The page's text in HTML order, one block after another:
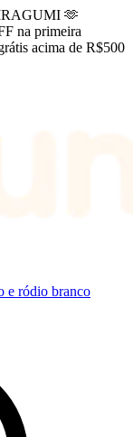
🫶
na primeira
acima de R$500
e ródio branco